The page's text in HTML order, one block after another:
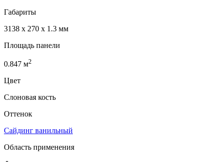
Габариты
3138 x 270 x 1.3 мм
Площадь панели
0.847 м2
Цвет
Слоновая кость
Оттенок
Сайдинг ванильный
Область применения